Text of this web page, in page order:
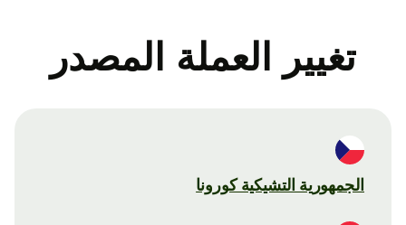
تغيير العملة المصدر
الجمهورية التشيكية كورونا